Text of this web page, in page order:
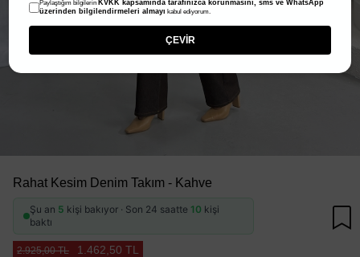
Rahat Kesim Denim Takım - Kahve
Şu an 5 kişi bakıyor · Son 24 saatte 10 kişi
baktı
2.925,00 TL 1.462,50 TL
Paylaştığım bilgilerin KVKK kapsamında tarafınızca korunmasını, sms ve WhatsApp
üzerinden bilgilendirmeleri almayı kabul ediyorum.
ÇEVİR